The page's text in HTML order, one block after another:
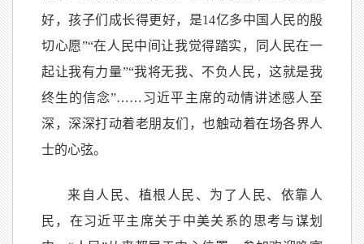
好，孩子们成长得更好，是14亿多中国人民的殷
切心愿”“在人民中间让我觉得踏实，同人民在一
起让我有力量”“我将无我、不负人民，这就是我
终生的信念”……习近平主席的动情讲述感人至
深，深深打动着老朋友们，也触动着在场各界人
士的心弦。
来自人民、植根人民、为了人民、依靠人
民，在习近平主席关于中美关系的思考与谋划